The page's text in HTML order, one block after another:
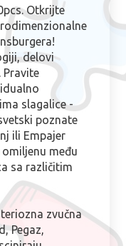
Otkrijte
delovi
Pravite
slagalice -
poznate
ili Empajer
među
sa različitim
zvučna
Pegaz,